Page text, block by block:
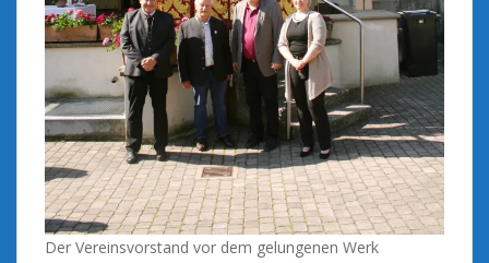
Der Vereinsvorstand vor dem gelungenen Werk